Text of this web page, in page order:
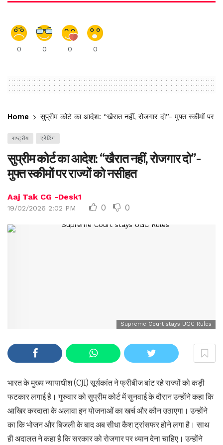
0 0 0 0
Home सुप्रीम कोर्ट का आदेश: “खैरात नहीं, रोजगार दो”- मुफ्त स्कीमों पर
राष्ट्रीय ट्रेंडिंग
सुप्रीम कोर्ट का आदेश: “खैरात नहीं, रोजगार दो”-
मुफ्त स्कीमों पर राज्यों को नसीहत
Aaj Tak CG -Desk1
19/02/2026 2:02 PM 0 0
Supreme Court stays UGC Rules
भारत के मुख्य न्यायाधीश (CJI) सूर्यकांत ने फ्रीबीज बांट रहे राज्यों को कड़ी
फटकार लगाई है। गुरुवार को सुप्रीम कोर्ट में सुनवाई के दौरान उन्होंने कहा कि
आखिर करदाता के अलावा इन योजनाओं का खर्च और कौन उठाएगा। उन्होंने
का कि भोजन और बिजली के बाद अब सीधा कैश ट्रांसफर होने लगा है। साथ
ही अदालत ने कहा है कि सरकार को रोजगार पर ध्यान देना चाहिए। उन्होंने